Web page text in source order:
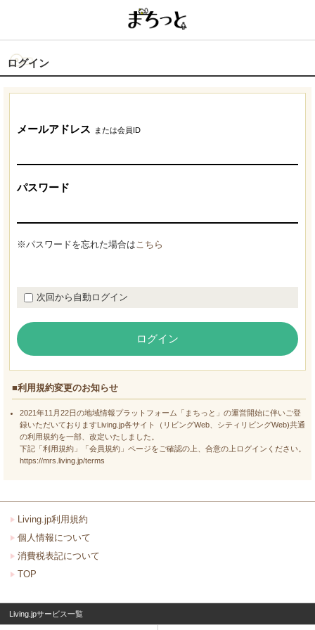
ログイン
メールアドレス または会員ID
パスワード
※パスワードを忘れた場合はこちら
次回から自動ログイン
ログイン
■利用規約変更のお知らせ
2021年11月22日の地域情報プラットフォーム「まちっと」の運営開始に伴いご登
録いただいておりますLiving.jp各サイト（リビングWeb、シティリビングWeb)共通
の利用規約を一部、改定いたしました。
下記「利用規約」「会員規約」ページをご確認の上、合意の上ログインください。
https://mrs.living.jp/terms
Living.jp利用規約
個人情報について
消費税表記について
TOP
Living.jpサービス一覧